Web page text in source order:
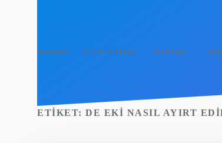
Anasayfa Gizlilik Politikası Yasal Uyarı
ETIKET: DE EKI NASIL AYIRT